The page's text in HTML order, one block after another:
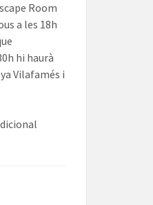
Room
a les 18h
hi haurà
Vilafamés i